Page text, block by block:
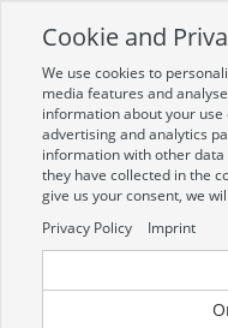
Zur mobilen
Toggle
navigation
Aktueller
Cookie and
We use cookies to
media features and
information about your
advertising and analytics
information with other
they have collected in the
give us your consent, we
Privacy Policy
Imprint